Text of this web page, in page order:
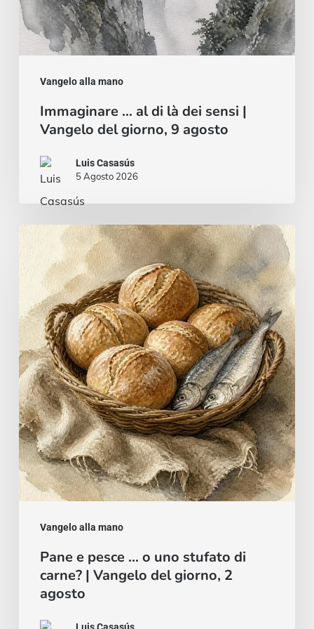
Vangelo alla mano
giorno,
agosto
Immaginare … al di là dei sensi |
Vangelo del giorno, 9 agosto
Luis Casasús
5 Agosto 2026
Vangelo alla mano
Pane
pesce
o
uno
stufato
di
carne?
|
Vangelo
del
giorno,
agostoPane e pesce … o uno stufato di
carne? | Vangelo del giorno, 2
agosto